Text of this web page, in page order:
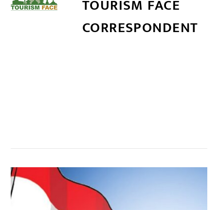
TOURISM FACE
CORRESPONDENT
,